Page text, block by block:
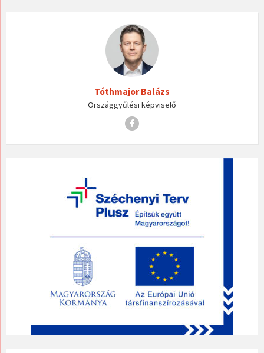
Tóthmajor Balázs
Országgyűlési képviselő
Facebook